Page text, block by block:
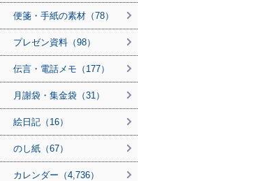
便箋・手紙の素材（78）
プレゼン資料（98）
伝言・電話メモ（177）
月謝袋・集金袋（31）
絵日記（16）
のし紙（67）
カレンダー（4,736）